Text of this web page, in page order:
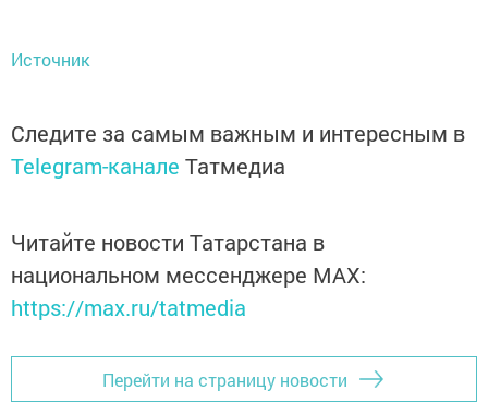
Источник
Следите за самым важным и интересным в
Telegram-канале Татмедиа
Читайте новости Татарстана в
национальном мессенджере MАХ:
https://max.ru/tatmedia
Перейти на страницу новости